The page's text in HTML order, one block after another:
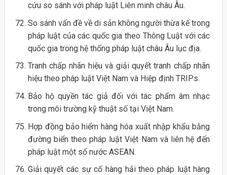
cứu so sánh với pháp luật Liên minh châu Âu.
So sánh vấn đề về di sản không người thừa kế trong
pháp luật của các quốc gia theo Thông Luật với các
quốc gia trong hệ thống pháp luật châu Âu lục địa.
Tranh chấp nhãn hiệu và giải quyết tranh chấp nhãn
hiệu theo pháp luật Việt Nam và Hiệp định TRIPs.
Bảo hộ quyền tác giả đối với tác phẩm âm nhạc
trong môi trường kỹ thuật số tại Việt Nam.
Hợp đồng bảo hiểm hàng hóa xuất nhập khẩu bằng
đường biển theo pháp luật Việt Nam và liên hệ đến
pháp luật một số nước ASEAN.
Giải quyết các sự cố hàng hải theo pháp luật hàng